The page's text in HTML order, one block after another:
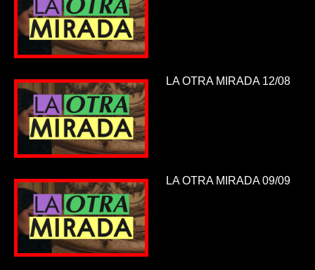
LA OTRA MIRADA 12/08
LA OTRA MIRADA 09/09